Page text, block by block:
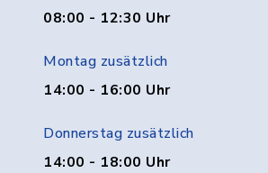
08:00 - 12:30 Uhr
Montag zusätzlich
14:00 - 16:00 Uhr
Donnerstag zusätzlich
14:00 - 18:00 Uhr